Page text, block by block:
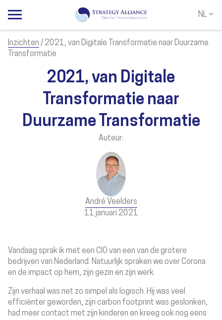
NL
Inzichten / 2021, van Digitale Transformatie naar Duurzame
Transformatie
2021, van Digitale
Transformatie naar
Duurzame Transformatie
Auteur:
André Veelders
11 januari 2021
Vandaag sprak ik met een CIO van een van de grotere
bedrijven van Nederland. Natuurlijk spraken we over Corona
en de impact op hem, zijn gezin en zijn werk.
Zijn verhaal was net zo simpel als logisch. Hij was veel
efficiënter geworden, zijn carbon footprint was geslonken,
had meer contact met zijn kinderen en kreeg ook nog eens